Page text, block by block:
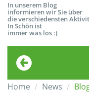
In unserem Blog
informieren wir Sie über
die verschiedensten
In Schön ist
immer was los :)
Home News